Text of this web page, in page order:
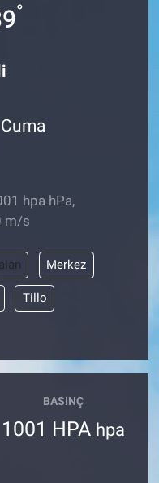
°
hpa hPa,
m/s
Merkez
Tillo
BASINÇ
1001 HPA hpa